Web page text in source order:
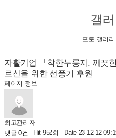
갤
포토 갤러
자활기업 「착한누룽지. 깨끗
르신을 위한 선풍기 후원
페이지 정보
최고관리자
댓글 0건
Hit 952회
Date 23-12-12